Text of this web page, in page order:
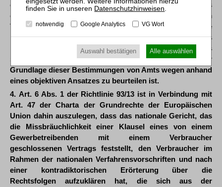
dass für die Folgen der gerichtlichen Feststellung, dass
ein zwischen einem Gewerbetreibenden und einem
Verbraucher geschlossener Vertrag eine missbräuchliche
Klausel enthält, die Bestimmungen des nationalen Rechts
maßgeblich sind, wobei die Frage des Fortbestands eines
solchen Vertrags von dem nationalen Gericht auf der
Grundlage dieser Bestimmungen von Amts wegen anhand
eines objektiven Ansatzes zu beurteilen ist.
4. Art. 6 Abs. 1 der Richtlinie 93/13 ist in Verbindung mit
Art. 47 der Charta der Grundrechte der Europäischen
Union dahin auszulegen, dass das nationale Gericht, das
die Missbräuchlichkeit einer Klausel eines von einem
Gewerbetreibenden mit einem Verbraucher
geschlossenen Vertrags feststellt, den Verbraucher im
Rahmen der nationalen Verfahrensvorschriften und nach
einer kontradiktorischen Erörterung über die
Rechtsfolgen aufzuklären hat, die sich aus der
Datenschutzhinweisen.
notwendig Google Analytics VG Wort
Auswahl bestätigen Alle auswählen